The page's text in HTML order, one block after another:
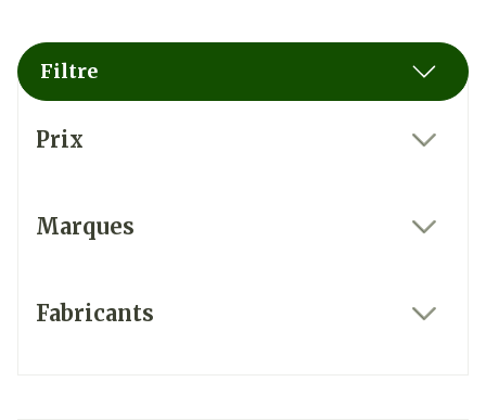
Filtre
Prix
Marques
Fabricants